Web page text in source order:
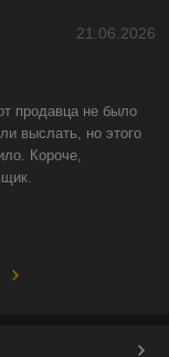
21.06.2026
продавца не было
выслать, но этого
Короче,